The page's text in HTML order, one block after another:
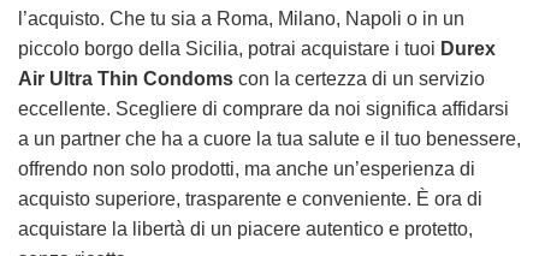
l’acquisto. Che tu sia a Roma, Milano, Napoli o in un
piccolo borgo della Sicilia, potrai acquistare i tuoi Durex
Air Ultra Thin Condoms con la certezza di un servizio
eccellente. Scegliere di comprare da noi significa affidarsi
a un partner che ha a cuore la tua salute e il tuo benessere,
offrendo non solo prodotti, ma anche un’esperienza di
acquisto superiore, trasparente e conveniente. È ora di
acquistare la libertà di un piacere autentico e protetto,